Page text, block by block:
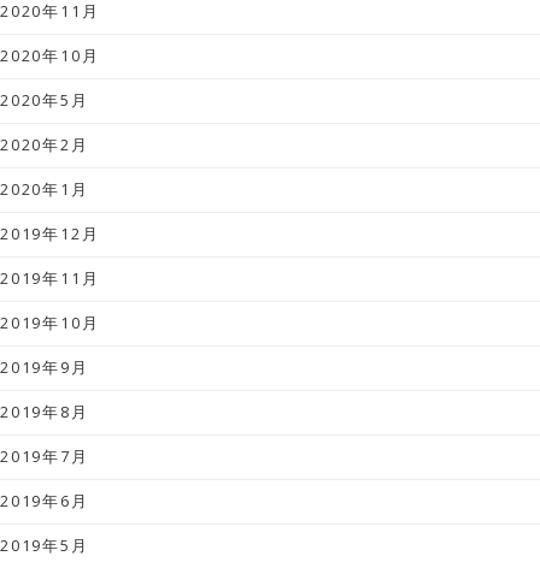
2020年11月
2020年10月
2020年5月
2020年2月
2020年1月
2019年12月
2019年11月
2019年10月
2019年9月
2019年8月
2019年7月
2019年6月
2019年5月